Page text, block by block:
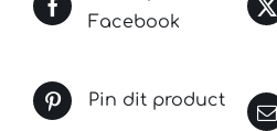
Facebook
Pin dit product